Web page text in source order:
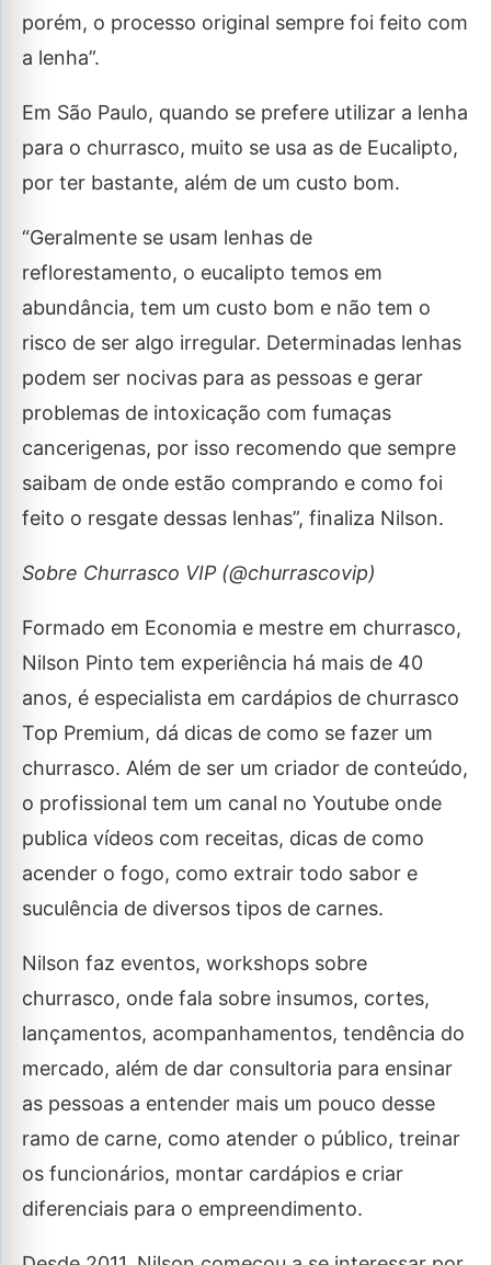
porém, o processo original sempre foi feito com
a lenha”.
Em São Paulo, quando se prefere utilizar a lenha
para o churrasco, muito se usa as de Eucalipto,
por ter bastante, além de um custo bom.
“Geralmente se usam lenhas de
reflorestamento, o eucalipto temos em
abundância, tem um custo bom e não tem o
risco de ser algo irregular. Determinadas lenhas
podem ser nocivas para as pessoas e gerar
problemas de intoxicação com fumaças
cancerigenas, por isso recomendo que sempre
saibam de onde estão comprando e como foi
feito o resgate dessas lenhas”, finaliza Nilson.
Sobre Churrasco VIP (@churrascovip)
Formado em Economia e mestre em churrasco,
Nilson Pinto tem experiência há mais de 40
anos, é especialista em cardápios de churrasco
Top Premium, dá dicas de como se fazer um
churrasco. Além de ser um criador de conteúdo,
o profissional tem um canal no Youtube onde
publica vídeos com receitas, dicas de como
acender o fogo, como extrair todo sabor e
suculência de diversos tipos de carnes.
Nilson faz eventos, workshops sobre
churrasco, onde fala sobre insumos, cortes,
lançamentos, acompanhamentos, tendência do
mercado, além de dar consultoria para ensinar
as pessoas a entender mais um pouco desse
ramo de carne, como atender o público, treinar
os funcionários, montar cardápios e criar
diferenciais para o empreendimento.